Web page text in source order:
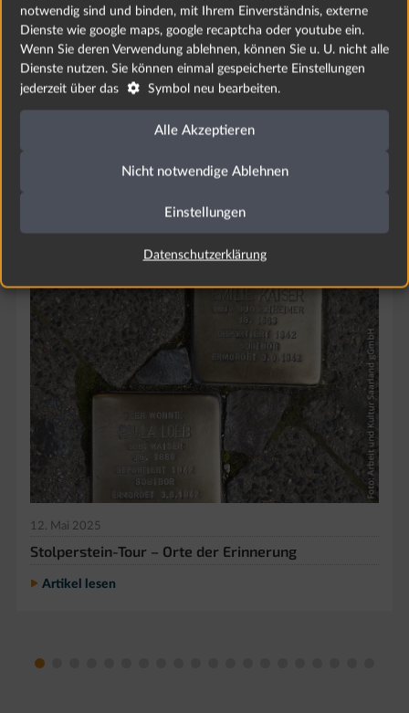
notwendig sind und binden, mit Ihrem Einverständnis, externe
Dienste wie google maps, google recaptcha oder youtube ein.
Wenn Sie deren Verwendung ablehnen, können Sie u. U. nicht alle
Dienste nutzen. Sie können einmal gespeicherte Einstellungen
jederzeit über das
 Symbol neu bearbeiten.
Alle Akzeptieren
Nicht notwendige Ablehnen
Einstellungen
Datenschutzerklärung
Alle Informationen und die Möglichkeit zur
Anmeldung finden Sie unter www.herausforderung-
digitalisierung.de.
zurück
Weitere News
12. Mai 2025
Stolperstein-Tour – Orte der Erinnerung
Artikel lesen